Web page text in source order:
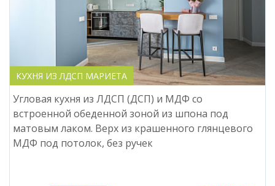
КУХНЯ ИЗ ЛДСП МАРИЕТА
Угловая кухня из ЛДСП (ДСП) и МДФ со
встроенной обеденной зоной из шпона под
матовым лаком. Верх из крашенного глянцевого
МДФ под потолок, без ручек